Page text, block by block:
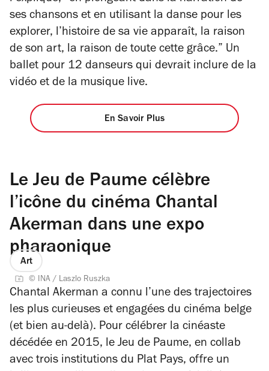
ses chansons et en utilisant la danse pour les
explorer, l’histoire de sa vie apparaît, la raison
de son art, la raison de toute cette grâce.” Un
ballet pour 12 danseurs qui devrait inclure de la
vidéo et de la musique live.
En Savoir Plus
Le Jeu de Paume célèbre
l’icône du cinéma Chantal
Akerman dans une expo
pharaonique
Art
© INA / Laszlo Ruszka
Chantal Akerman a connu l’une des trajectoires
les plus curieuses et engagées du cinéma belge
(et bien au-delà). Pour célébrer la cinéaste
décédée en 2015, le Jeu de Paume, en collab
avec trois institutions du Plat Pays, offre un